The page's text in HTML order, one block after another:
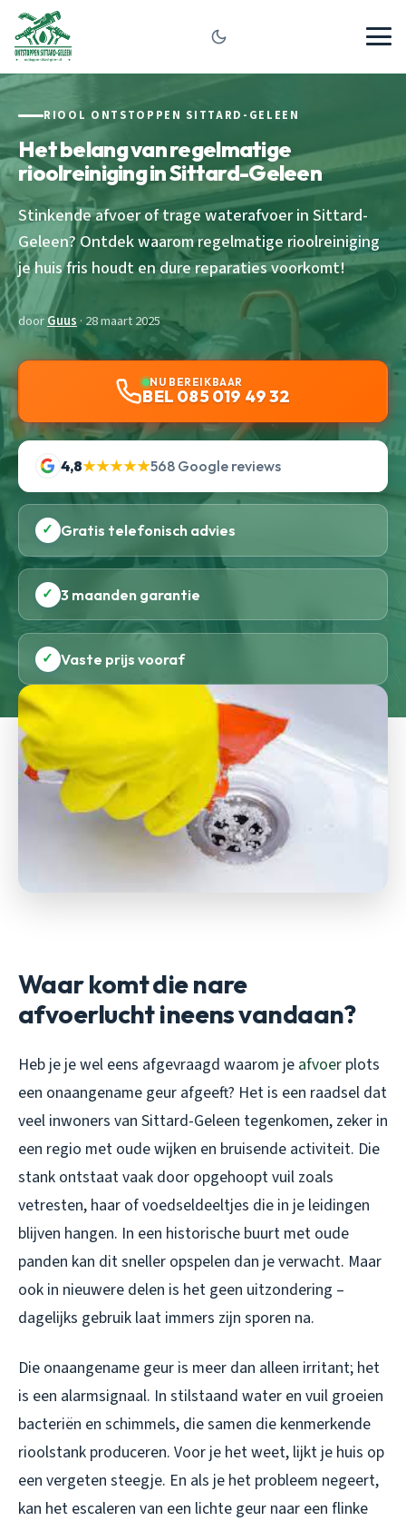
RIOOL ONTSTOPPEN SITTARD-GELEEN
Het belang van regelmatige
rioolreiniging in Sittard-Geleen
Stinkende afvoer of trage waterafvoer in Sittard-
Geleen? Ontdek waarom regelmatige rioolreiniging
je huis fris houdt en dure reparaties voorkomt!
doorGuus· 28 maart 2025
NU BEREIKBAAR
BEL 085 019 49 32
4,8★★★★★568 Google reviews
✓ Gratis telefonisch advies
✓ 3 maanden garantie
✓ Vaste prijs vooraf
Waar komt die nare
afvoerlucht ineens vandaan?
Heb je je wel eens afgevraagd waarom je afvoer plots
een onaangename geur afgeeft? Het is een raadsel dat
veel inwoners van Sittard-Geleen tegenkomen, zeker in
een regio met oude wijken en bruisende activiteit. Die
stank ontstaat vaak door opgehoopt vuil zoals
vetresten, haar of voedseldeeltjes die in je leidingen
blijven hangen. In een historische buurt met oude
panden kan dit sneller opspelen dan je verwacht. Maar
ook in nieuwere delen is het geen uitzondering –
dagelijks gebruik laat immers zijn sporen na.
Die onaangename geur is meer dan alleen irritant; het
is een alarmsignaal. In stilstaand water en vuil groeien
bacteriën en schimmels, die samen die kenmerkende
rioolstank produceren. Voor je het weet, lijkt je huis op
een vergeten steegje. En als je het probleem negeert,
kan het escaleren van een lichte geur naar een flinke